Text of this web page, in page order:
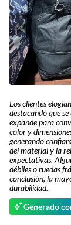
Los clientes
destacando que
expande para
color y
generando
del material y la
expectativas.
débiles o ruedas
conclusión, la
durabilidad.
Generado